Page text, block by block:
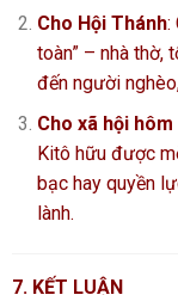
Cho Hội Thánh:
toàn” – nhà
đến người
Cho xã hội hôm
Kitô hữu được
bạc hay quyền
lành.
7. KẾT LUẬN